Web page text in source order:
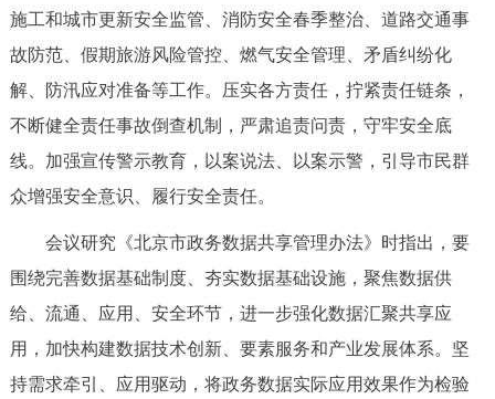
绿色北京 图说北京 视频北京
ENGLISH 한국어 日本語
DEUTSCH FRANÇAIS
العربية
施工和城市更新安全监管、消防安全春季整治、道路交通事
故防范、假期旅游风险管控、燃气安全管理、矛盾纠纷化
解、防汛应对准备等工作。压实各方责任，拧紧责任链条，
不断健全责任事故倒查机制，严肃追责问责，守牢安全底
线。加强宣传警示教育，以案说法、以案示警，引导市民群
众增强安全意识、履行安全责任。
会议研究《北京市政务数据共享管理办法》时指出，要
围绕完善数据基础制度、夯实数据基础设施，聚焦数据供
给、流通、应用、安全环节，进一步强化数据汇聚共享应
用，加快构建数据技术创新、要素服务和产业发展体系。坚
持需求牵引、应用驱动，将政务数据实际应用效果作为检验